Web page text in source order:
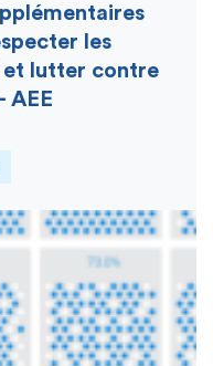
les
et lutter contre
AEE